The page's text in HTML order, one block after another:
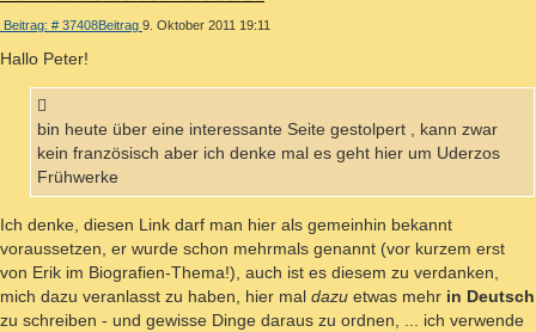
Beitrag: # 37408Beitrag 9. Oktober 2011 19:11
Hallo Peter!
bin heute über eine interessante Seite gestolpert , kann zwar
kein französisch aber ich denke mal es geht hier um Uderzos
Frühwerke
Ich denke, diesen Link darf man hier als gemeinhin bekannt
voraussetzen, er wurde schon mehrmals genannt (vor kurzem erst
von Erik im Biografien-Thema!), auch ist es diesem zu verdanken,
mich dazu veranlasst zu haben, hier mal dazu etwas mehr in Deutsch
zu schreiben - und gewisse Dinge daraus zu ordnen, ... ich verwende